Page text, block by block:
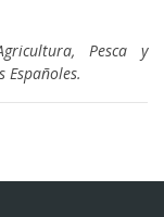
Pesca y